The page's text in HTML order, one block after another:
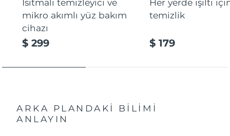
Isıtmalı temizleyici ve
mikro akımlı yüz bakım
cihazı
$ 299
Her yerde ışıltı
temizlik
$ 179
ARKA PLANDAKİ BİLİMİ
ANLAYIN